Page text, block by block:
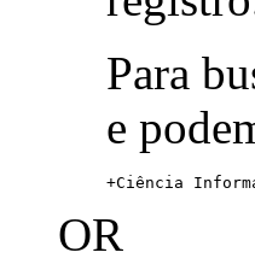
Para
e
+Ciência
OR